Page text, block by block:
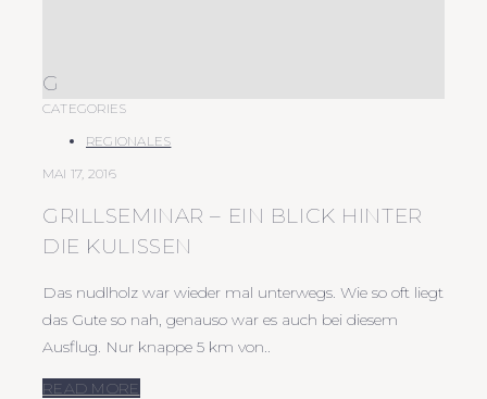
G
CATEGORIES
REGIONALES
MAI 17, 2016
GRILLSEMINAR – EIN BLICK HINTER
DIE KULISSEN
Das nudlholz war wieder mal unterwegs. Wie so oft liegt
das Gute so nah, genauso war es auch bei diesem
Ausflug. Nur knappe 5 km von..
READ MORE